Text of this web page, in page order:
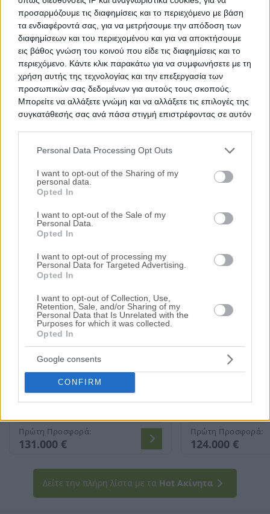
προσαρμόζουμε τις διαφημίσεις και το περιεχόμενο με βάση
τα ενδιαφέροντά σας, για να μετρήσουμε την απόδοση των
διαφημίσεων και του περιεχομένου και για να αποκτήσουμε
εις βάθος γνώση του κοινού που είδε τις διαφημίσεις και το
περιεχόμενο. Κάντε κλικ παρακάτω για να συμφωνήσετε με τη
χρήση αυτής της τεχνολογίας και την επεξεργασία των
προσωπικών σας δεδομένων για αυτούς τους σκοπούς.
Μπορείτε να αλλάξετε γνώμη και να αλλάξετε τις επιλογές της
συγκατάθεσής σας ανά πάσα στιγμή επιστρέφοντας σε αυτόν
services and may gather and store information including but
not limited to your visit or usage behaviour. You may click to
grant or deny consent to Google and its third-party tags to
use your data for below specified purposes in below Google
consent section.
Personal Data Processing Opt Outs
I want to opt-out of the Sharing of my
personal data.
Opted In
I want to opt-out of the Sale of my
Personal Data.
Opted In
I want to opt-out of processing my
Personal Data for Targeted Advertising.
Opted In
I want to opt-out of Collection, Use,
Retention, Sale, and/or Sharing of my
Personal Data that Is Unrelated with the
Purposes for which it was collected.
Opted In
Google consents
CONFIRM
Κάντε τώραδωρεάνεγγραφή στο Landea
Μόνο στο Landea.gr θα βρείτε όλους τους
πλειστηριασμούς ακινήτων για όλη την Ελλάδα με
εκατοντάδες ακίνητα να προστίθενται καθημερινά! Μη
χάνετε καμία ευκαιρία,εγγραφείτε δωρεάνγια να
ενημερώνεστε καθημερινά με e-mail για όλους τους
νέους πλειστηριασμούς ακινήτων!
Αποθηκεύστε τις αναζητήσεις
όλα
Hot Ακίνητα
HOT Χρηματοδότηση
Διαμέρισμα 64 τ.μ. και αποθήκη
Ιωάννου Μιχαήλ 1 & Παλαιών Πατρών Γερμανού, Θεσσαλονίκη
Πρώτη Προσφορά:
131.000 €
Διαμέρισμα 96
Πρώτη Προσφορά:
124.000 €
Δείτε την πλήρη λίστα με τα Hot Ακίνητα